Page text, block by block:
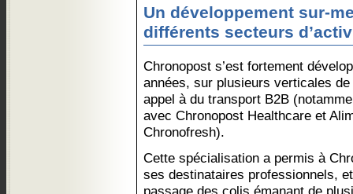
Un développement sur-
différents secteurs
Chronopost s’est fortement
années, sur plusieurs verticales
appel à du transport B2B
avec Chronopost Healthcare et
Chronofresh).
Cette spécialisation a permis à
ses destinataires professionnels,
passage des colis émanant de